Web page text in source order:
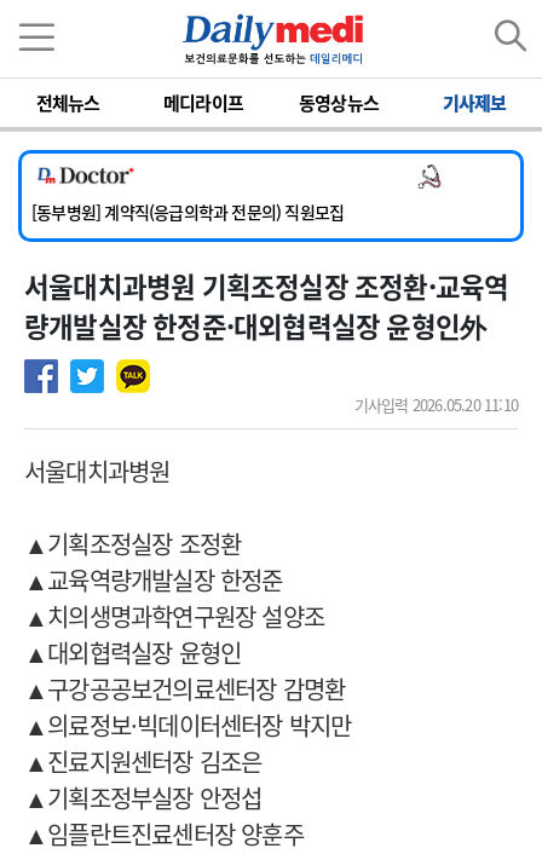
전체뉴스 메디라이프 동영상뉴스 기사제보
[서울아산병원] 2026년 하반기 인턴 모집
[영남대학교의료원] 마취통증의학과 임기제 임상의사 채용
[충남대학교병원] 소아청소년과(소아응급전담) 계약직 의사 공개채용
[동부병원] 계약직(응급의학과 전문의) 직원모집
[이대목동병원] 하반기 전공의(레지던트1년차) 모집
[서울아산병원] 2026년 하반기 인턴 모집
[영남대학교의료원] 마취통증의학과 임기제 임상의사 채용
서울대치과병원 기획조정실장 조정환·교육역
량개발실장 한정준·대외협력실장 윤형인外
기사입력 2026.05.20 11:10
서울대치과병원
▲기획조정실장 조정환
▲교육역량개발실장 한정준
▲치의생명과학연구원장 설양조
▲대외협력실장 윤형인
▲구강공공보건의료센터장 감명환
▲의료정보·빅데이터센터장 박지만
▲진료지원센터장 김조은
▲기획조정부실장 안정섭
▲임플란트진료센터장 양훈주